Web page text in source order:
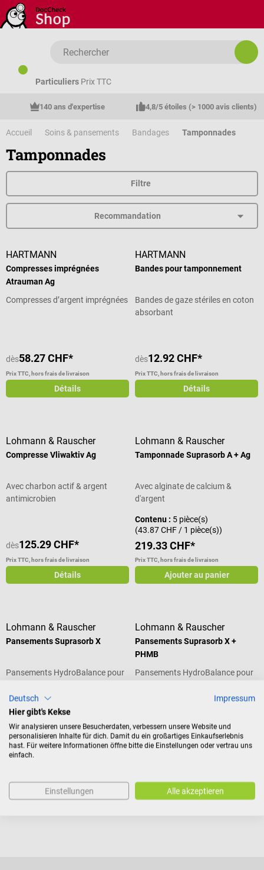
Passer au contenu principal
Particuliers Prix TTC
140 ans d'expertise 4,8/5 étoiles (> 1000 avis clients)
Accueil Soins & pansements Bandages Tamponnades
Tamponnades
Filtre
HARTMANN
Compresses imprégnées
Atrauman Ag
Compresses d’argent imprégnées
dès58.27 CHF*
Prix TTC, hors frais de livraison
Détails
HARTMANN
Bandes pour tamponnement
Bandes de gaze stériles en coton
absorbant
dès12.92 CHF*
Prix TTC, hors frais de livraison
Détails
Lohmann & Rauscher
Compresse Vliwaktiv Ag
Avec charbon actif & argent
antimicrobien
dès125.29 CHF*
Prix TTC, hors frais de livraison
Détails
Lohmann & Rauscher
Tamponnade Suprasorb A + Ag
Avec alginate de calcium &
d'argent
Contenu : 5 pièce(s)
(43.87 CHF / 1 pièce(s))
219.33 CHF*
Prix TTC, hors frais de livraison
Ajouter au panier
Lohmann & Rauscher
Pansements Suprasorb X
Pansements HydroBalance pour
infectées
Contenu :
(26.57 CHF / 1 pièce(s))
132.85 CHF*
Prix TTC, hors frais de livraison
Lohmann & Rauscher
Pansements Suprasorb X +
PHMB
Pansements HydroBalance pour
242.04 CHF*
Prix TTC, hors frais de livraison
Deutsch
Impressum
Hier gibt's Kekse
Wir analysieren unsere Besucherdaten, verbessern unsere Website und
personalisieren Inhalte für dich. Damit du ein großartiges Einkaufserlebnis
hast. Für weitere Informationen öffne bitte die Einstellungen oder vertrau uns
einfach.
Einstellungen Alle akzeptieren